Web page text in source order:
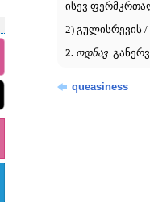
ისევ
2) გულისრევის /
2. ოდნავ
queasiness